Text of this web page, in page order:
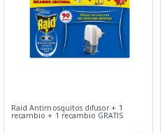
Raid Antimosquitos difusor + 1
recambio + 1 recambio GRATIS